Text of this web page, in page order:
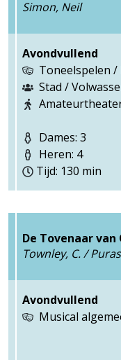
Simon, Neil
Avondvullend
Toneelspelen
Stad /
Dames: 3
Heren: 4
Tijd: 130 min
De Tovenaar van
Townley, C. /
Avondvullend
Musical